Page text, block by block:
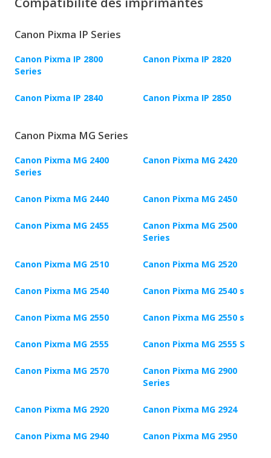
Canon Pixma IP Series
Canon Pixma IP 2800
Series
Canon Pixma IP 2820
Canon Pixma IP 2840 Canon Pixma IP 2850
Canon Pixma MG Series
Canon Pixma MG 2400
Series
Canon Pixma MG 2420
Canon Pixma MG 2440 Canon Pixma MG 2450
Canon Pixma MG 2455
Canon Pixma MG 2500
Series
Canon Pixma MG 2510 Canon Pixma MG 2520
Canon Pixma MG 2540 Canon Pixma MG 2540 s
Canon Pixma MG 2550 Canon Pixma MG 2550 s
Canon Pixma MG 2555 Canon Pixma MG 2555 S
Canon Pixma MG 2570
Canon Pixma MG 2900
Series
Canon Pixma MG 2920 Canon Pixma MG 2924
Canon Pixma MG 2940 Canon Pixma MG 2950